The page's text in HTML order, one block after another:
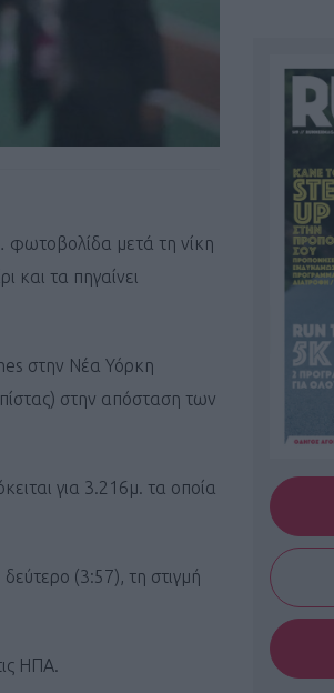
φωτοβολίδα μετά τη νίκη
και τα πηγαίνει
στην Νέα Υόρκη
στην απόσταση των
για 3.216μ. τα οποία
(3:57), τη στιγμή
ΗΠΑ.